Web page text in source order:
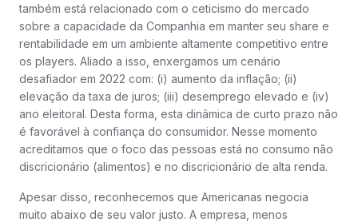
também está relacionado com o ceticismo do mercado
sobre a capacidade da Companhia em manter seu share e
rentabilidade em um ambiente altamente competitivo entre
os players. Aliado a isso, enxergamos um cenário
desafiador em 2022 com: (i) aumento da inflação; (ii)
elevação da taxa de juros; (iii) desemprego elevado e (iv)
ano eleitoral. Desta forma, esta dinâmica de curto prazo não
é favorável à confiança do consumidor. Nesse momento
acreditamos que o foco das pessoas está no consumo não
discricionário (alimentos) e no discricionário de alta renda.
Apesar disso, reconhecemos que Americanas negocia
muito abaixo de seu valor justo. A empresa, menos